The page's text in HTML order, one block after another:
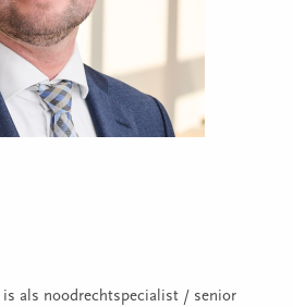
is als noodrechtspecialist / senior